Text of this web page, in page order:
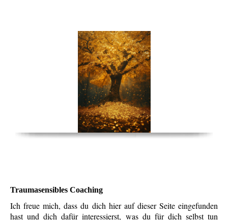
Traumasensibles Coaching
Ich freue mich, dass du dich hier auf dieser Seite eingefunden
hast und dich dafür interessierst, was du für dich selbst tun